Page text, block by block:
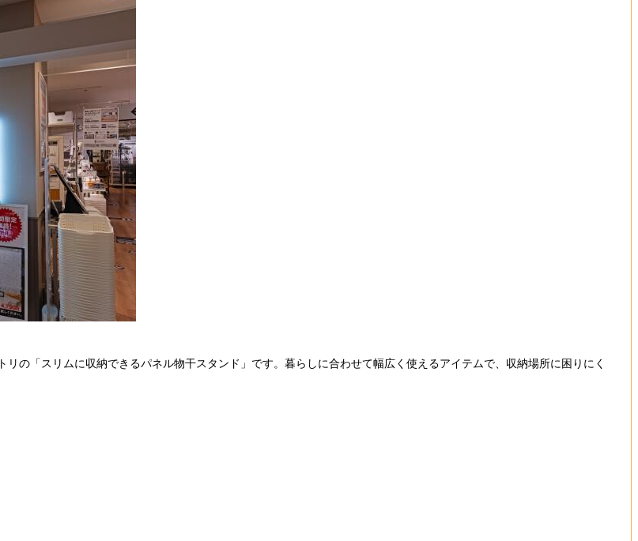
の「スリムに収納できるパネル物干スタンド」です。暮らしに合わせて幅広く使えるアイテムで、収納場所に困りにく